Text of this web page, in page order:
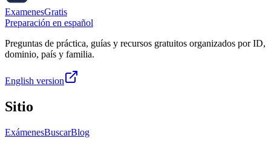
ExamenesGratis
Preparación en español
Preguntas de práctica, guías y recursos gratuitos organizados por ID,
dominio, país y familia.
English version
Sitio
ExámenesBuscarBlog